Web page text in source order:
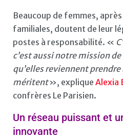
Beaucoup de femmes,
familiales, doutent de leur
postes à responsabilité. «
c’est aussi notre mission
qu’elles reviennent prendre
méritent», explique Alexia
confrères Le Parisien.
Un réseau puissant et
innovante